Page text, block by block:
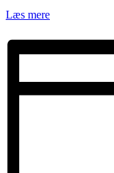
Læs mere